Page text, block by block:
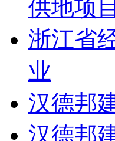
供地项目
浙江省
业
汉德邦
汉德邦